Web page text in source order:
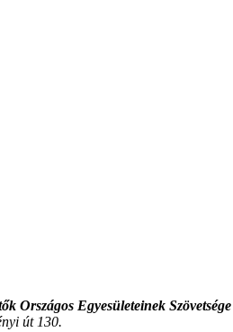
Országos Egyesületeinek Szövetsége
út 130.